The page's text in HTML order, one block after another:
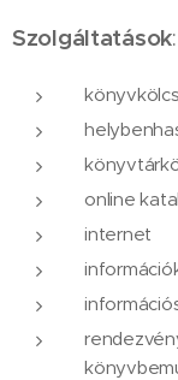
Szolgáltatások:
online
internet